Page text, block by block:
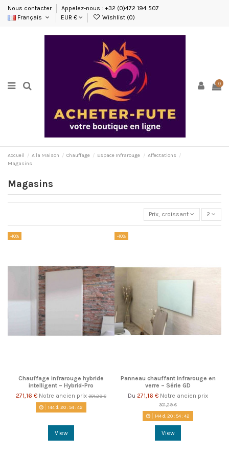
Nous contacter
Appelez-nous : +32 (0)472 194 507
Français
EUR € Wishlist (0)
0
Accueil A la Maison Chauffage Espace Infrarouge
Affectations
Magasins
Magasins
Prix, croissant 2
-10%
Chauffage infrarouge hybride
intelligent – Hybrid-Pro
271,16 € Notre ancien prix 301,29 €
144d. 20:54:42
View
-10%
Panneau chauffant infrarouge en
verre – Série GD
Du 271,16 € Notre ancien prix
301,29 €
144d. 20:54:42
View